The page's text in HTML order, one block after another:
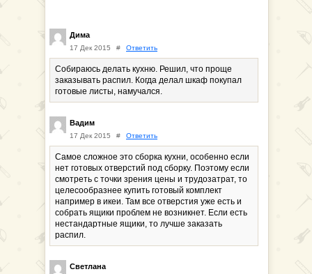
Дима
17 Дек 2015 # Ответить
Собираюсь делать кухню. Решил, что проще
заказывать распил. Когда делал шкаф покупал
готовые листы, намучался.
Вадим
17 Дек 2015 # Ответить
Самое сложное это сборка кухни, особенно если
нет готовых отверстий под сборку. Поэтому если
смотреть с точки зрения цены и трудозатрат, то
целесообразнее купить готовый комплект
например в икеи. Там все отверстия уже есть и
собрать ящики проблем не возникнет. Если есть
нестандартные ящики, то лучше заказать
распил.
Светлана